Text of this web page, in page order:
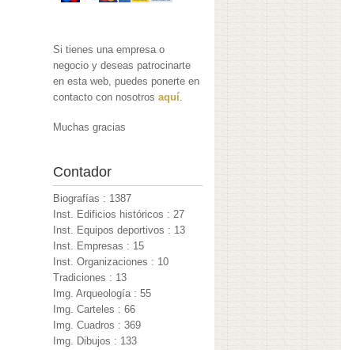
Si tienes una empresa o
negocio y deseas patrocinarte
en esta web, puedes ponerte en
contacto con nosotrosaquí.
Muchas gracias
Contador
Biografías : 1387
Inst. Edificios históricos : 27
Inst. Equipos deportivos : 13
Inst. Empresas : 15
Inst. Organizaciones : 10
Tradiciones : 13
Img. Arqueología : 55
Img. Carteles : 66
Img. Cuadros : 369
Img. Dibujos : 133